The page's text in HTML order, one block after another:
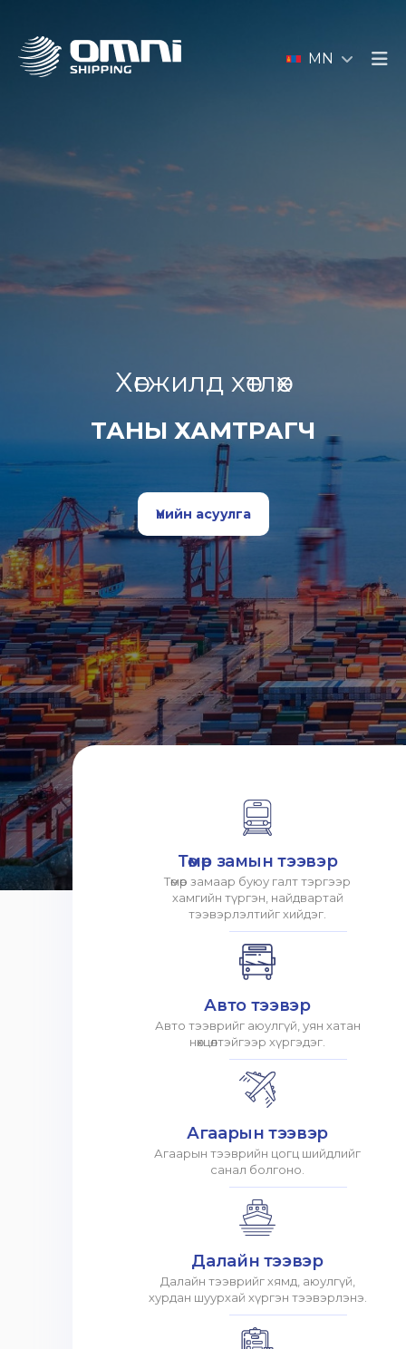
MN
Хөгжилд хөтлөх
ТАНЫ ХАМТРАГЧ
Үнийн асуулга
Төмөр замын тээвэр
Төмөр замаар буюу галт тэргээр
хамгийн түргэн, найдвартай
тээвэрлэлтийг хийдэг.
Авто тээвэр
Авто тээврийг аюулгүй, уян хатан
нөхцөлтэйгээр хүргэдэг.
Агаарын тээвэр
Агаарын тээврийн цогц шийдлийг
санал болгоно.
Далайн тээвэр
Далайн тээврийг хямд, аюулгүй,
хурдан шуурхай хүргэн тээвэрлэнэ.